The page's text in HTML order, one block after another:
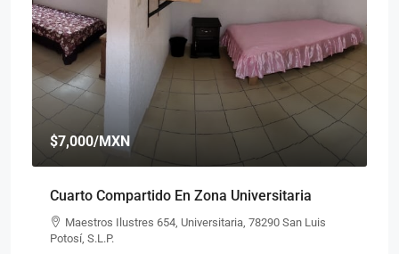
$7,000/MXN
Cuarto Compartido En Zona Universitaria
Maestros Ilustres 654, Universitaria, 78290 San Luis
Potosí, S.L.P.